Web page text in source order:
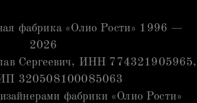
фабрика «Олио Рости» 1996 —
2026
Сергеевич, ИНН 774321905965,
320508100085063
фабрики «Олио Рости»